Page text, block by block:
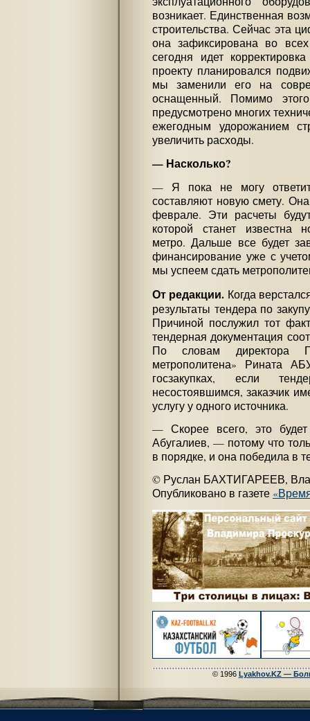
возникает. Единственная
строительства. Сейчас эта
она зафиксирована во
сегодня идет
проекту планировался
мы заменили его на
оснащенный. Помимо
предусмотрено многих
ежегодным удорожанием
увеличить расходы.
— Насколько?
— Я пока не могу
составляют новую смету.
феврале. Эти расчеты
которой станет известна
метро. Дальше все будет
финансирование уже с
мы успеем сдать
От редакции. Когда
результаты тендера по
Причиной послужил тот
тендерная документация
По словам директора
метрополитена» Рината
госзакупках, если
несостоявшимся, заказчик
услугу у одного источника.
— Скорее всего, это
Абугалиев, — потому что
в порядке, и она победила в
© Руслан БАХТИГАРЕЕВ,
Опубликовано в газете
© 1996 Lyakhov.KZ —